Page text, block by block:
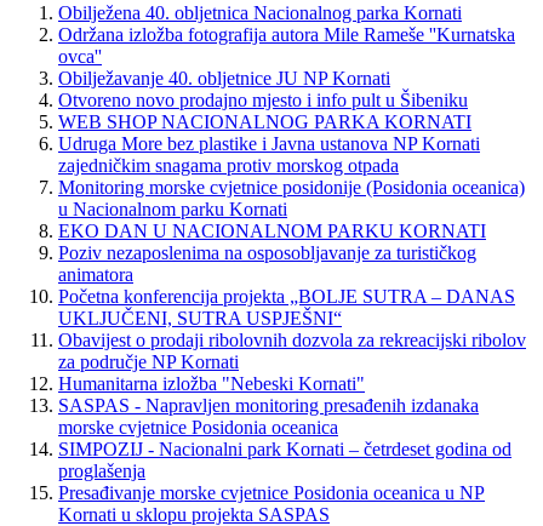
Obilježena 40. obljetnica Nacionalnog parka Kornati
Održana izložba fotografija autora Mile Rameše ''Kurnatska
ovca''
Obilježavanje 40. obljetnice JU NP Kornati
Otvoreno novo prodajno mjesto i info pult u Šibeniku
WEB SHOP NACIONALNOG PARKA KORNATI
Udruga More bez plastike i Javna ustanova NP Kornati
zajedničkim snagama protiv morskog otpada
Monitoring morske cvjetnice posidonije (Posidonia oceanica)
u Nacionalnom parku Kornati
EKO DAN U NACIONALNOM PARKU KORNATI
Poziv nezaposlenima na osposobljavanje za turističkog
animatora
Početna konferencija projekta „BOLJE SUTRA – DANAS
UKLJUČENI, SUTRA USPJEŠNI“
Obavijest o prodaji ribolovnih dozvola za rekreacijski ribolov
za područje NP Kornati
Humanitarna izložba "Nebeski Kornati"
SASPAS - Napravljen monitoring presađenih izdanaka
morske cvjetnice Posidonia oceanica
SIMPOZIJ - Nacionalni park Kornati – četrdeset godina od
proglašenja
Presađivanje morske cvjetnice Posidonia oceanica u NP
Kornati u sklopu projekta SASPAS